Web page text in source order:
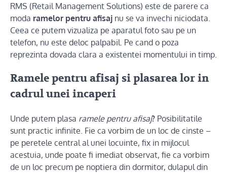
RMS (Retail Management Solutions) este de parere ca
moda ramelor pentru afisaj nu se va invechi niciodata.
Ceea ce putem vizualiza pe aparatul foto sau pe un
telefon, nu este deloc palpabil. Pe cand o poza
reprezinta dovada clara a existentei momentului in timp.
Ramele pentru afisaj si plasarea lor in
cadrul unei incaperi
Unde putem plasa ramele pentru afisaj? Posibilitatile
sunt practic infinite. Fie ca vorbim de un loc de cinste –
pe peretele central al unei locuinte, fix in mijlocul
acestuia, unde poate fi imediat observat, fie ca vorbim
de un loc precum pe noptiera din dormitor, dulapul din